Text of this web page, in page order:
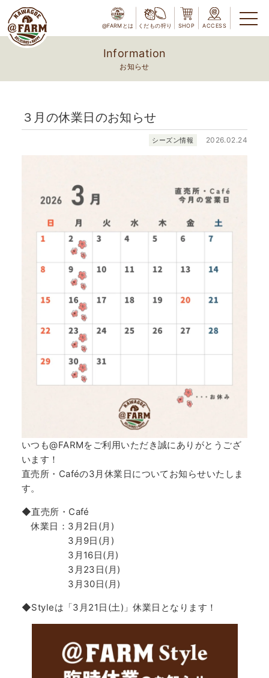
@FARMとは くだもの狩り SHOP ACCESS
Information
お知らせ
３月の休業日のお知らせ
シーズン情報 2026.02.24
いつも@FARMをご利用いただき誠にありがとうござ
います！
直売所・Caféの3月休業日についてお知らせいたしま
す。
◆直売所・Café
休業日：3月2日(月)
3月9日(月)
3月16日(月)
3月23日(月)
3月30日(月)
◆Styleは「3月21日(土)」休業日となります！